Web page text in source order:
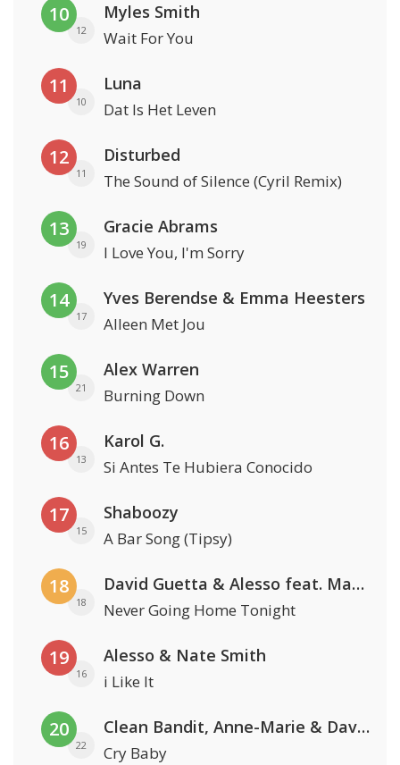
10
12
Myles Smith
Wait For You
11
10
Luna
Dat Is Het Leven
12
11
Disturbed
The Sound of Silence (Cyril Remix)
13
19
Gracie Abrams
I Love You, I'm Sorry
14
17
Yves Berendse & Emma Heesters
Alleen Met Jou
15
21
Alex Warren
Burning Down
16
13
Karol G.
Si Antes Te Hubiera Conocido
17
15
Shaboozy
A Bar Song (Tipsy)
18
18
David Guetta & Alesso feat. Madison Love
Never Going Home Tonight
19
16
Alesso & Nate Smith
i Like It
20
22
Clean Bandit, Anne-Marie & David Guetta
Cry Baby